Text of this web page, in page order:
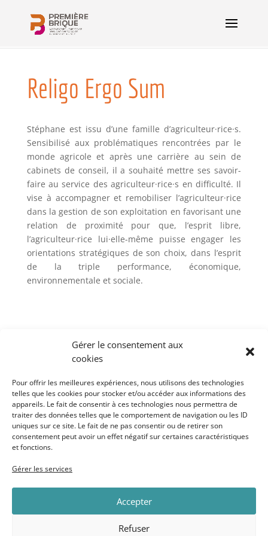
Gérer le consentement aux
cookies
Pour offrir les meilleures expériences, nous utilisons des technologies
telles que les cookies pour stocker et/ou accéder aux informations des
appareils. Le fait de consentir à ces technologies nous permettra de
traiter des données telles que le comportement de navigation ou les ID
uniques sur ce site. Le fait de ne pas consentir ou de retirer son
consentement peut avoir un effet négatif sur certaines caractéristiques
et fonctions.
Gérer les services
Accepter
Refuser
Religo Ergo Sum
Stéphane est issu d’une famille d’agriculteur·rice·s.
Sensibilisé aux problématiques rencontrées par le
monde agricole et après une carrière au sein de
cabinets de conseil, il a souhaité mettre ses savoir-
faire au service des agriculteur·rice·s en difficulté. Il
vise à accompagner et remobiliser l’agriculteur·rice
dans la gestion de son exploitation en favorisant une
relation de proximité pour que, l’esprit libre,
l’agriculteur·rice lui·elle-même puisse engager les
orientations stratégiques de son choix, dans l’esprit
de la triple performance, économique,
environnementale et sociale.